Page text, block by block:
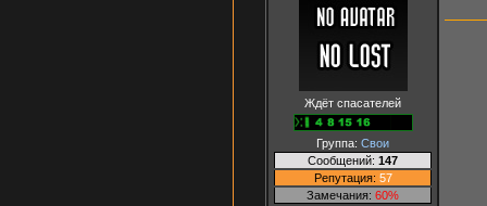
Ждёт спасателей
Группа: Свои
Сообщений: 147
Репутация: 57
Замечания: 60%